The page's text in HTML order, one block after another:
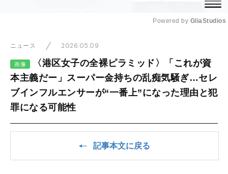
Powered by GliaStudios
ニュース 2026.05.09
画像
〈港区女子の全裸ピラミッド〉「これが資
本主義だー」スーパー金持ちの乱痴気騒ぎ…セレ
ブインフルエンサーが“一番上”になった理由と犯
罪になる可能性
記事本文に戻る